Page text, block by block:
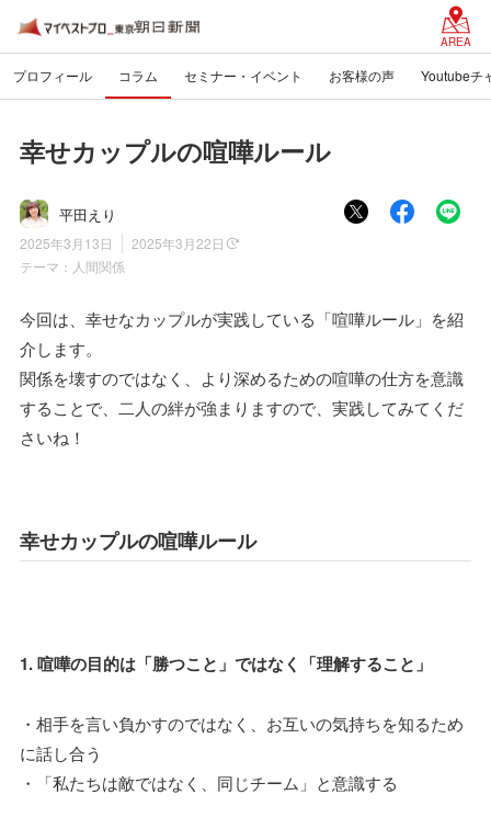
AREA
プロフィール コラム セミナー・イベント お客様の声 Youtubeチ
幸せカップルの喧嘩ルール
平田えり
2025年3月13日
2025年3月22日
テーマ： 人間関係
今回は、幸せなカップルが実践している「喧嘩ルール」を紹
介します。
関係を壊すのではなく、より深めるための喧嘩の仕方を意識
することで、二人の絆が強まりますので、実践してみてくだ
さいね！
幸せカップルの喧嘩ルール
1. 喧嘩の目的は「勝つこと」ではなく「理解すること」
・相手を言い負かすのではなく、お互いの気持ちを知るため
に話し合う
・「私たちは敵ではなく、同じチーム」と意識する